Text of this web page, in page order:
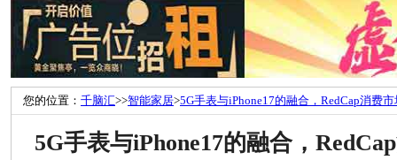
您的位置： 千脑汇>>智能家居>5G手表与iPhone17的融合，RedCap消费
5G手表与iPhone17的融合，